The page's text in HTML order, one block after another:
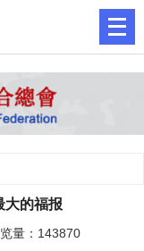
大的福报
量：143870